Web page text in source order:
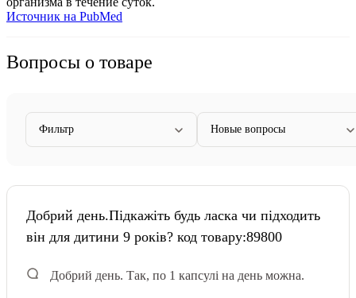
Источник на PubMed
Вопросы о товаре
Фильтр Новые вопросы
Добрий день.Підкажіть будь ласка чи підходить
він для дитини 9 років? код товару:89800
Добрий день. Так, по 1 капсулі на день можна.